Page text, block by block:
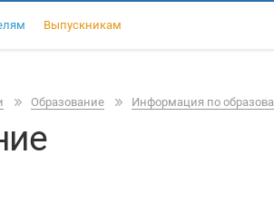
Выпускникам
Образование Информация по